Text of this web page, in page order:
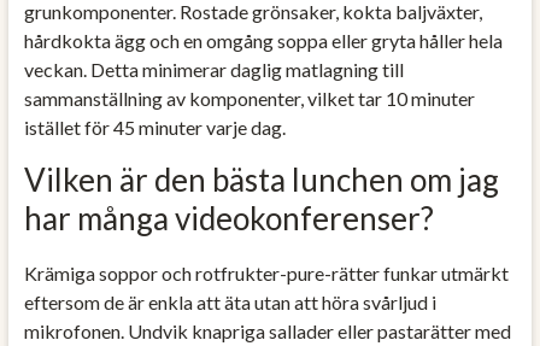
grunkomponenter. Rostade grönsaker, kokta baljväxter,
hårdkokta ägg och en omgång soppa eller gryta håller hela
veckan. Detta minimerar daglig matlagning till
sammanställning av komponenter, vilket tar 10 minuter
istället för 45 minuter varje dag.
Vilken är den bästa lunchen om jag
har många videokonferenser?
Krämiga soppor och rotfrukter-pure-rätter funkar utmärkt
eftersom de är enkla att äta utan att höra svårljud i
mikrofonen. Undvik knapriga sallader eller pastarätter med